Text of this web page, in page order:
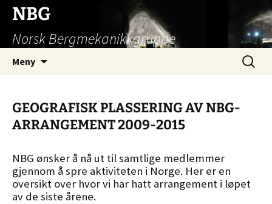
Hopp
innhold
NBG
Norsk Bergmekanikkgruppe
Meny
Søk
etter:
GEOGRAFISK PLASSERING AV NBG-
ARRANGEMENT 2009-2015
NBG ønsker å nå ut til samtlige medlemmer
gjennom å spre aktiviteten i Norge. Her er en
oversikt over hvor vi har hatt arrangement i løpet
av de siste årene.